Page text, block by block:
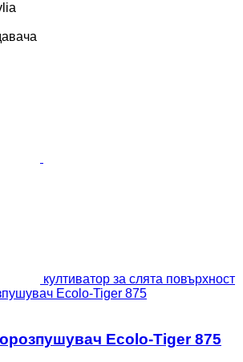
култиватор за слята повърхност
Ecolo-Tiger 875
Ecolo-Tiger 875